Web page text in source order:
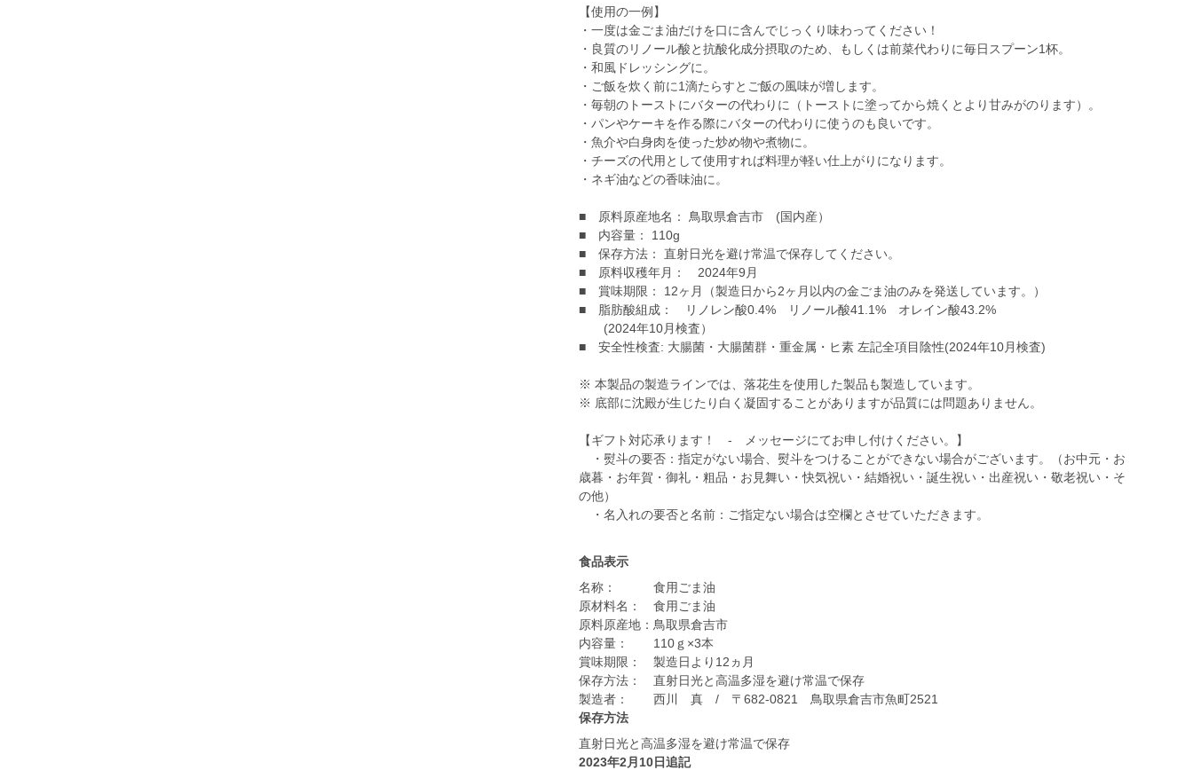
【使用の一例】
・一度は金ごま油だけを口に含んでじっくり味わってください！
・良質のリノール酸と抗酸化成分摂取のため、もしくは前菜代わりに毎日スプーン1杯。
・和風ドレッシングに。
・ご飯を炊く前に1滴たらすとご飯の風味が増します。
・毎朝のトーストにバターの代わりに（トーストに塗ってから焼くとより甘みがのります）。
・パンやケーキを作る際にバターの代わりに使うのも良いです。
・魚介や白身肉を使った炒め物や煮物に。
・チーズの代用として使用すれば料理が軽い仕上がりになります。
・ネギ油などの香味油に。
■ 原料原産地名： 鳥取県倉吉市 (国内産）
■ 内容量： 110g
■ 保存方法： 直射日光を避け常温で保存してください。
■ 原料収穫年月： 2024年9月
■ 賞味期限： 12ヶ月（製造日から2ヶ月以内の金ごま油のみを発送しています。）
■ 脂肪酸組成： リノレン酸0.4% リノール酸41.1% オレイン酸43.2%
(2024年10月検査）
■ 安全性検査: 大腸菌・大腸菌群・重金属・ヒ素 左記全項目陰性(2024年10月検査)
※ 本製品の製造ラインでは、落花生を使用した製品も製造しています。
※ 底部に沈殿が生じたり白く凝固することがありますが品質には問題ありません。
【ギフト対応承ります！ - メッセージにてお申し付けください。】
・熨斗の要否：指定がない場合、熨斗をつけることができない場合がございます。（お中元・お
歳暮・お年賀・御礼・粗品・お見舞い・快気祝い・結婚祝い・誕生祝い・出産祝い・敬老祝い・そ
の他）
・名入れの要否と名前：ご指定ない場合は空欄とさせていただきます。
食品表示
名称： 食用ごま油
原材料名： 食用ごま油
原料原産地：鳥取県倉吉市
内容量： 110ｇ×3本
賞味期限： 製造日より12ヵ月
保存方法： 直射日光と高温多湿を避け常温で保存
製造者： 西川 真 / 〒682-0821 鳥取県倉吉市魚町2521
保存方法
直射日光と高温多湿を避け常温で保存
2023年2月10日追記